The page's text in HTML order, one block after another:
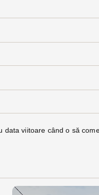
viitoare când o să